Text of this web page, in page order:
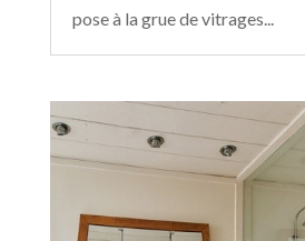
pose à la grue de vitrages...